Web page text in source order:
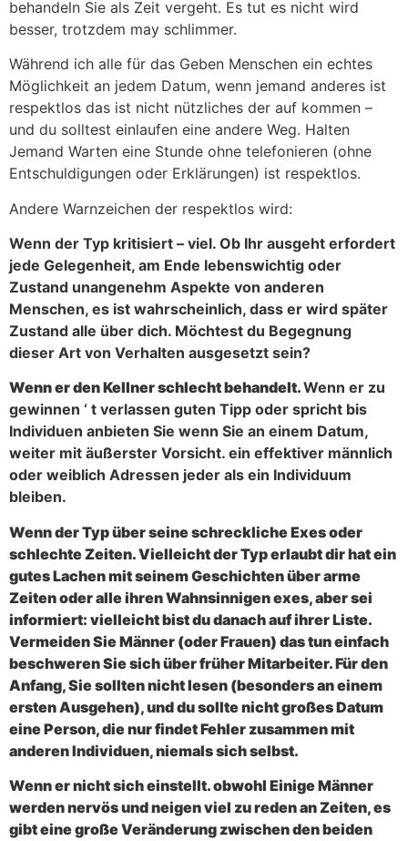
behandeln Sie als Zeit vergeht. Es tut es nicht wird
besser, trotzdem may schlimmer.
Während ich alle für das Geben Menschen ein echtes
Möglichkeit an jedem Datum, wenn jemand anderes ist
respektlos das ist nicht nützliches der auf kommen –
und du solltest einlaufen eine andere Weg. Halten
Jemand Warten eine Stunde ohne telefonieren (ohne
Entschuldigungen oder Erklärungen) ist respektlos.
Andere Warnzeichen der respektlos wird:
Wenn der Typ kritisiert – viel. Ob Ihr ausgeht erfordert
jede Gelegenheit, am Ende lebenswichtig oder
Zustand unangenehm Aspekte von anderen
Menschen, es ist wahrscheinlich, dass er wird später
Zustand alle über dich. Möchtest du Begegnung
dieser Art von Verhalten ausgesetzt sein?
Wenn er den Kellner schlecht behandelt.Wenn er zu
gewinnen ‘ t verlassen guten Tipp oder spricht bis
Individuen anbieten Sie wenn Sie an einem Datum,
weiter mit äußerster Vorsicht. ein effektiver männlich
oder weiblich Adressen jeder als ein Individuum
bleiben.
Wenn der Typ über seine schreckliche Exes oder
schlechte Zeiten. Vielleicht der Typ erlaubt dir hat ein
gutes Lachen mit seinem Geschichten über arme
Zeiten oder alle ihren Wahnsinnigen exes, aber sei
informiert: vielleicht bist du danach auf ihrer Liste.
Vermeiden Sie Männer (oder Frauen) das tun einfach
beschweren Sie sich über früher Mitarbeiter. Für den
Anfang, Sie sollten nicht lesen (besonders an einem
ersten Ausgehen), und du sollte nicht großes Datum
eine Person, die nur findet Fehler zusammen mit
anderen Individuen, niemals sich selbst.
Wenn er nicht sich einstellt.obwohl Einige Männer
werden nervös und neigen viel zu reden an Zeiten, es
gibt eine große Veränderung zwischen den beiden